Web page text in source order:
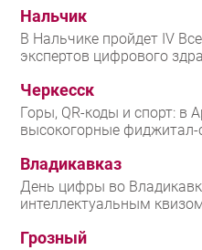
Нальчик
В Нальчике пройдет IV
экспертов цифрового
Черкесск
Горы, QR-коды и спорт: в
высокогорные фиджитал-
Владикавказ
День цифры во
интеллектуальным
Грозный